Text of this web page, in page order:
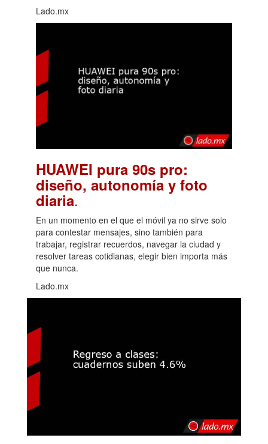
Lado.mx
HUAWEI pura 90s pro:
diseño, autonomía y foto
diaria.
En un momento en el que el móvil ya no sirve solo
para contestar mensajes, sino también para
trabajar, registrar recuerdos, navegar la ciudad y
resolver tareas cotidianas, elegir bien importa más
que nunca.
Lado.mx